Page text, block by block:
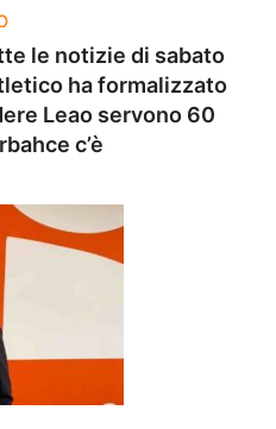
le notizie di sabato
ha formalizzato
Leao servono 60
c’è